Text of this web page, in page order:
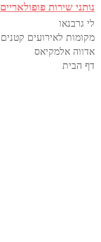
נותני שירות פופולאריים
לי גרבנאו
מקומות לאירועים קטנים
אדווה אלמקיאס
דף הבית